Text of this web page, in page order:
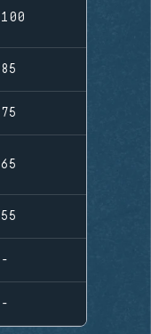
100
85
75
65
55
-
-